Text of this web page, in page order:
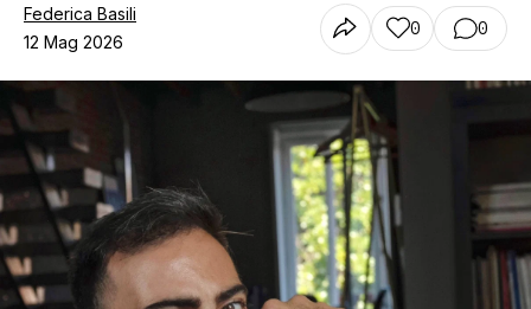
Contatti
Federica Basili
12 Mag 2026
0 0